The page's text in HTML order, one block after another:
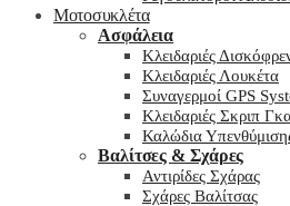
Μοτοσυκλέτα
Ασφάλεια
Κλειδαριές
Κλειδαριές Λουκέτα
Συναγερμοί GPS
Κλειδαριές Σκριπ
Καλώδια
Βαλίτσες & Σχάρες
Αντιρίδες Σχάρας
Σχάρες Βαλίτσας